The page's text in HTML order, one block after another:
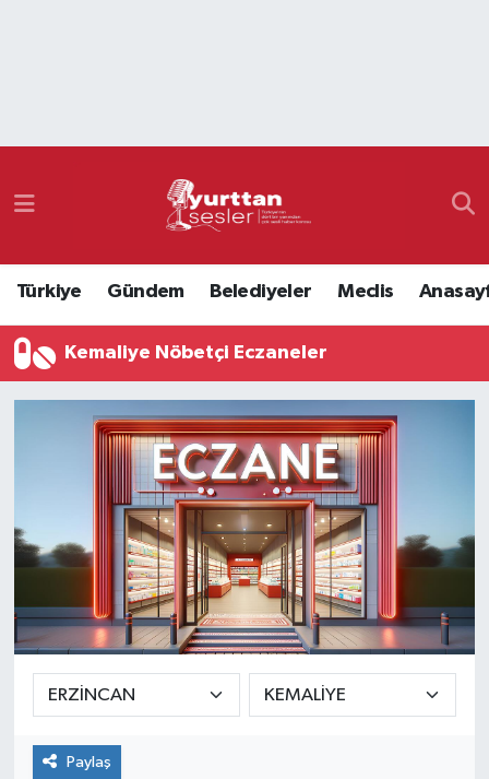
Türkiye Gündem Belediyeler Meclis
Kemaliye Nöbetçi Eczaneler
Paylaş
Namaz Vakitleri
Süper Lig Puan Durumu ve Fikstür
Tüm Manşetler
Son Dakika Haberleri
Haber Arşivi